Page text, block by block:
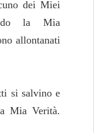
dei Miei
la Mia
allontanati
si salvino e
Mia Verità.